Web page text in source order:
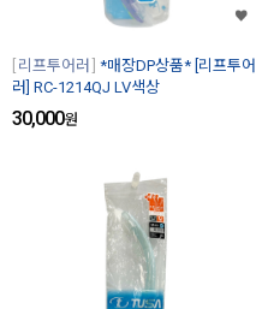
리프투어러
*매장DP상품* [리프투어
러] RC-1214QJ LV색상
30,000원